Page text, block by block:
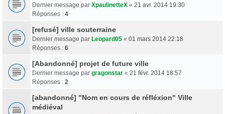
Dernier message par XpaulinetteX « 21 avr. 2014 19:30
Réponses : 4
[refusé] ville souterraine
Dernier message par Leopard05 « 01 mars 2014 22:18
Réponses : 6
[Abandonné] projet de future ville
Dernier message par gragonstar « 21 févr. 2014 18:57
Réponses : 2
[abandonné] "Nom en cours de réfléxion" Ville
médiéval